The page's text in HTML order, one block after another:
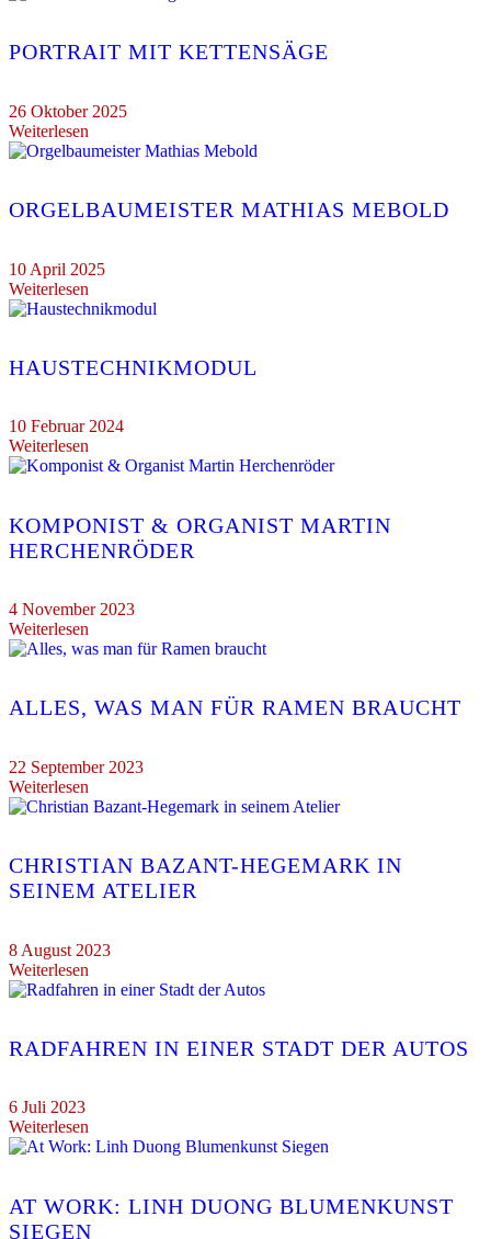
PORTRAIT MIT KETTENSÄGE
26 Oktober 2025
Weiterlesen
ORGELBAUMEISTER MATHIAS MEBOLD
10 April 2025
Weiterlesen
HAUSTECHNIKMODUL
10 Februar 2024
Weiterlesen
KOMPONIST & ORGANIST MARTIN
HERCHENRÖDER
4 November 2023
Weiterlesen
ALLES, WAS MAN FÜR RAMEN BRAUCHT
22 September 2023
Weiterlesen
CHRISTIAN BAZANT-HEGEMARK IN
SEINEM ATELIER
8 August 2023
Weiterlesen
RADFAHREN IN EINER STADT DER AUTOS
6 Juli 2023
Weiterlesen
AT WORK: LINH DUONG BLUMENKUNST
SIEGEN